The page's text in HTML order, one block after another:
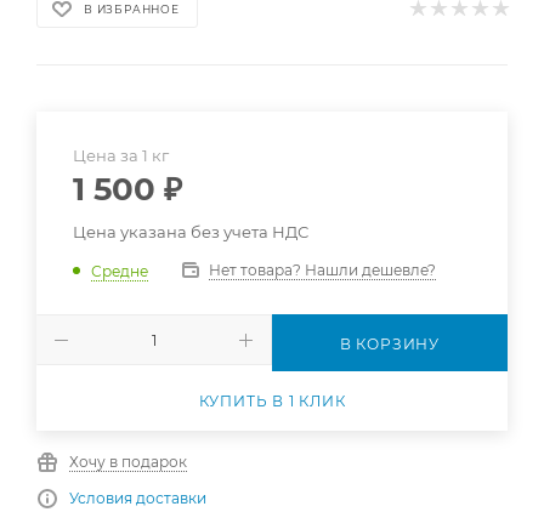
В ИЗБРАННОЕ
Цена за 1 кг
1 500 ₽
Цена указана без учета НДС
Средне Нет товара? Нашли дешевле?
В КОРЗИНУ
КУПИТЬ В 1 КЛИК
Хочу в подарок
Условия доставки